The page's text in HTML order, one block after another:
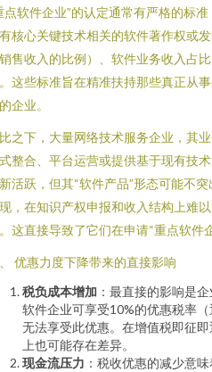
点软件企业”的认定通常有严格的标
核心关键技术相关的软件著作权或
售收入的比例）、软件业务收入占
这些标准旨在精准扶持那些真正从
企业。
之下，大量网络技术服务企业，其
整合、平台运营或提供基于现有技
活跃，但其“软件产品”形态可能不
，在知识产权申报和收入结构上难
这直接导致了它们在申请“重点软件
优惠力度下降带来的直接影响
税负成本增加 ：最直接的影响是
软件企业可享受10%的优惠税率
无法享受此优惠。在增值税即征
上也可能存在差异。
现金流压力 ：税收优惠的减少意